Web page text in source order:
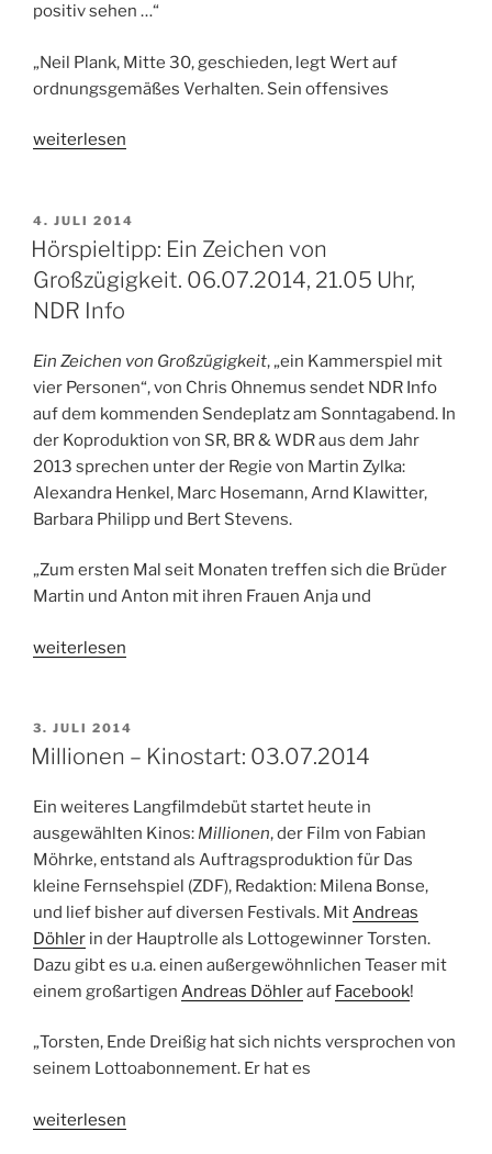
positiv sehen …“
„Neil Plank, Mitte 30, geschieden, legt Wert auf
ordnungsgemäßes Verhalten. Sein offensives
„Hörspieltipp:
08.07.2014,
20.05
Uhr,
5“
weiterlesen
VERÖFFENTLICHT
AM
4. JULI 2014
Hörspieltipp: Ein Zeichen von
Großzügigkeit. 06.07.2014, 21.05 Uhr,
NDR Info
Ein Zeichen von Großzügigkeit, „ein Kammerspiel mit
vier Personen“, von Chris Ohnemus sendet NDR Info
auf dem kommenden Sendeplatz am Sonntagabend. In
der Koproduktion von SR, BR & WDR aus dem Jahr
2013 sprechen unter der Regie von Martin Zylka:
Alexandra Henkel, Marc Hosemann, Arnd Klawitter,
Barbara Philipp und Bert Stevens.
„Zum ersten Mal seit Monaten treffen sich die Brüder
Martin und Anton mit ihren Frauen Anja und
„Hörspieltipp:
von
Großzügigkeit.
21.05
Uhr,
NDR
Info“
weiterlesen
VERÖFFENTLICHT
AM
3. JULI 2014
Millionen – Kinostart: 03.07.2014
Ein weiteres Langfilmdebüt startet heute in
ausgewählten Kinos: Millionen, der Film von Fabian
Möhrke, entstand als Auftragsproduktion für Das
kleine Fernsehspiel (ZDF), Redaktion: Milena Bonse,
und lief bisher auf diversen Festivals. MitAndreas
Döhler in der Hauptrolle als Lottogewinner Torsten.
Dazu gibt es u.a. einen außergewöhnlichen Teaser mit
einem großartigen Andreas Döhlerauf Facebook!
„Torsten, Ende Dreißig hat sich nichts versprochen von
seinem Lottoabonnement. Er hat es
„Millionen
weiterlesen